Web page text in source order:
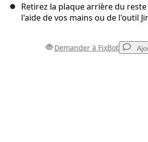
Retirez la plaque arrière du
l'aide de vos mains ou de l'outil
Demander à FixBot